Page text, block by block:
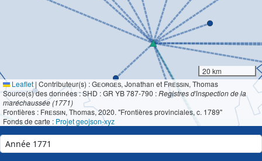
20 km
Leaflet | Contributeur(s) :Georges, Jonathan et Fressin, Thomas
Source(s) des données : SHD : GR YB 787-790 :Registres d'inspection de la
maréchaussée (1771)
Frontières : Fressin, Thomas, 2020. "Frontières provinciales, c. 1789"
Fonds de carte : Projet geojson-xyz